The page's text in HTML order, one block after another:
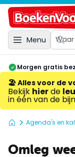
Menu
Morgen gratis
🏖️ Alles voor de
Bekijk hierde
in één van de
Agenda's en
Omleg